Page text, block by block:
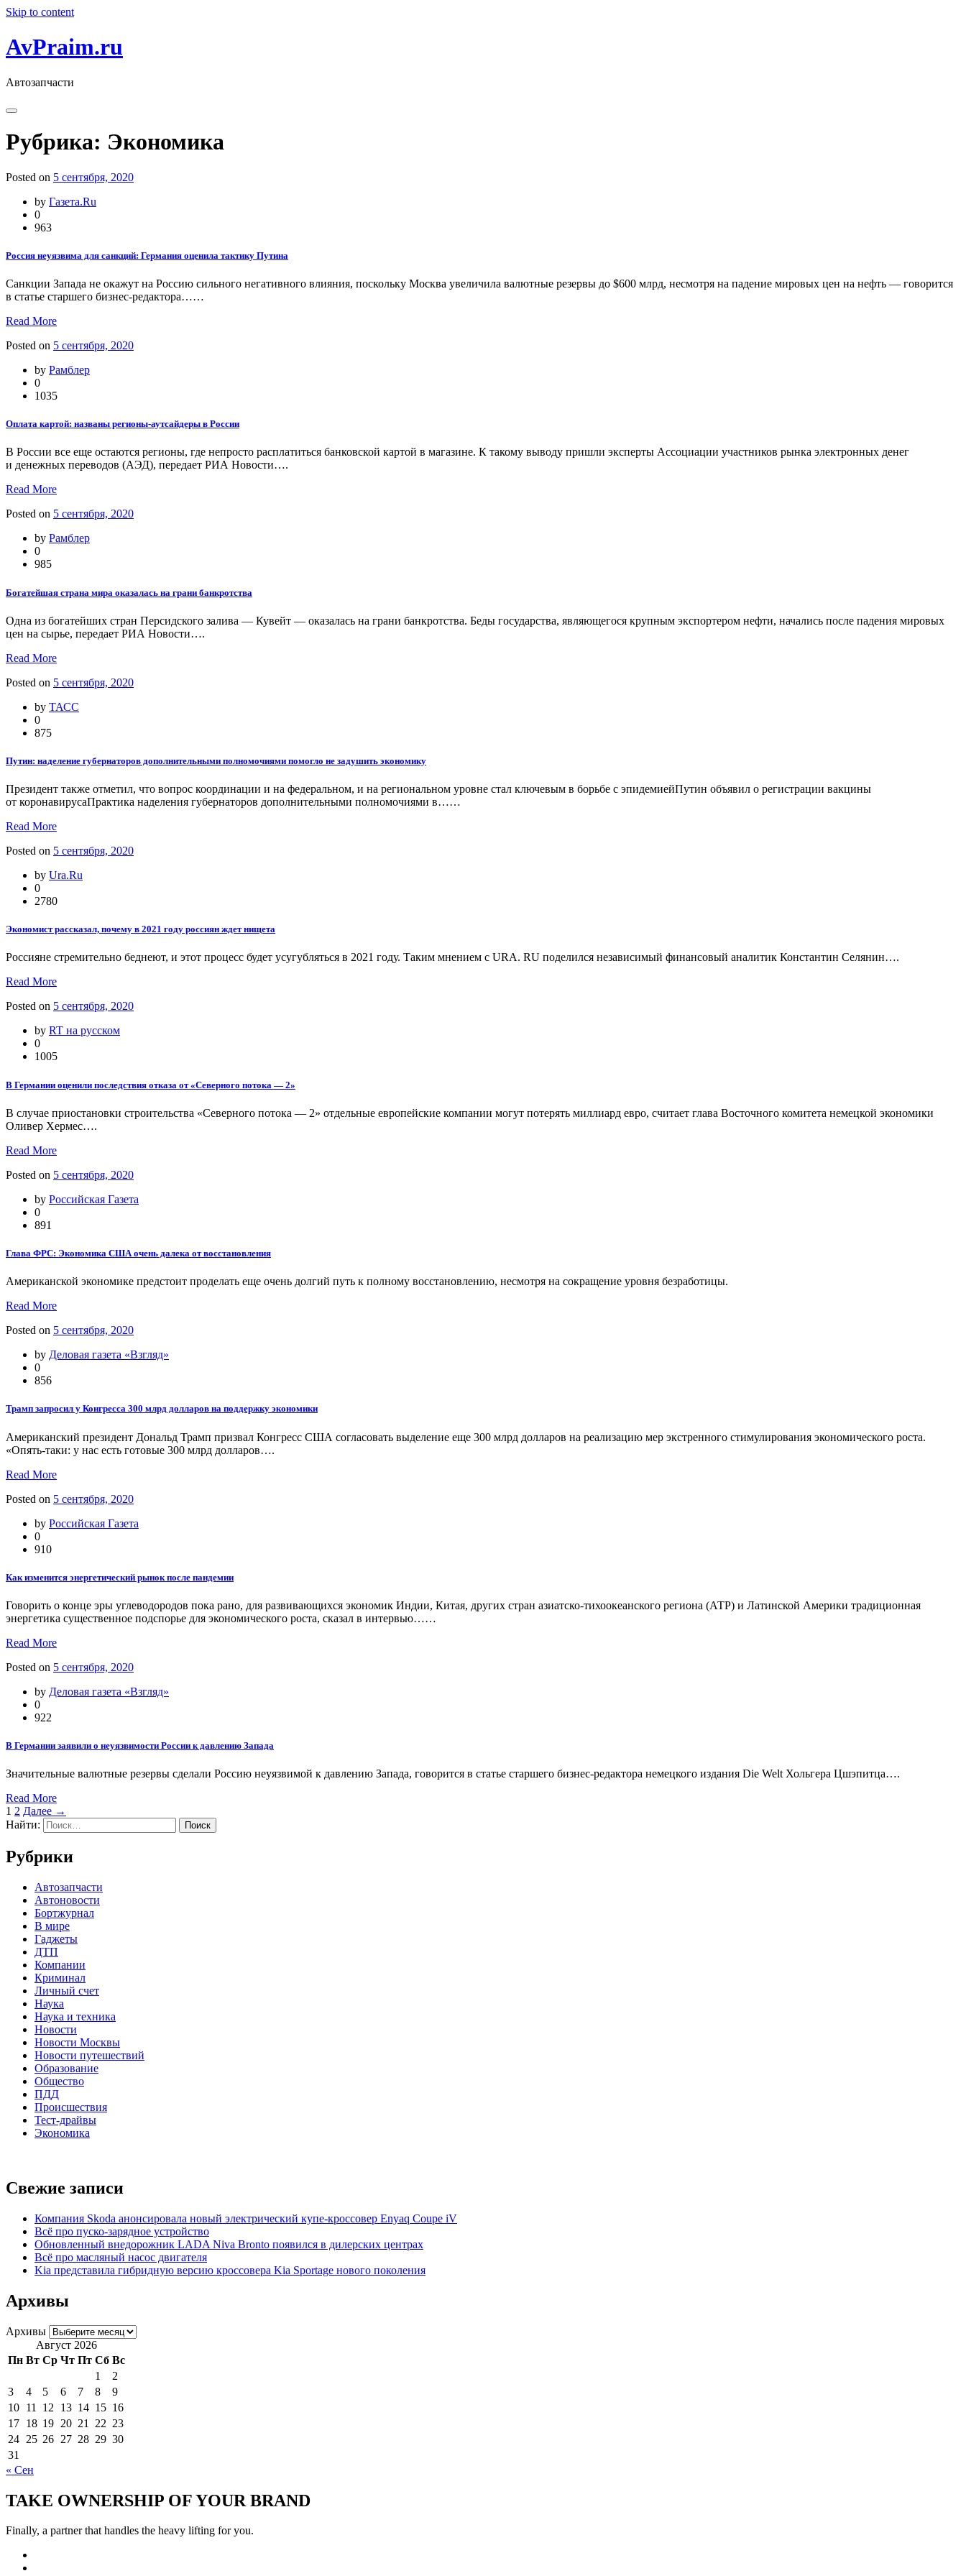
Skip to content
AvPraim.ru
Автозапчасти
Рубрика: Экономика
Posted on 5 сентября, 2020
by Газета.Ru
0
963
Россия неуязвима для санкций: Германия оценила тактику Путина
Санкции Запада не окажут на Россию сильного негативного влияния, поскольку Москва увеличила валютные резервы до $600 млрд, несмотря на падение мировых цен на нефть — говорится
в статье старшего бизнес-редактора……
Read More
Posted on 5 сентября, 2020
by Рамблер
0
1035
Оплата картой: названы регионы-аутсайдеры в России
В России все еще остаются регионы, где непросто расплатиться банковской картой в магазине. К такому выводу пришли эксперты Ассоциации участников рынка электронных денег
и денежных переводов (АЭД), передает РИА Новости….
Read More
Posted on 5 сентября, 2020
by Рамблер
0
985
Богатейшая страна мира оказалась на грани банкротства
Одна из богатейших стран Персидского залива — Кувейт — оказалась на грани банкротства. Беды государства, являющегося крупным экспортером нефти, начались после падения мировых
цен на сырье, передает РИА Новости….
Read More
Posted on 5 сентября, 2020
by ТАСС
0
875
Путин: наделение губернаторов дополнительными полномочиями помогло не задушить экономику
Президент также отметил, что вопрос координации и на федеральном, и на региональном уровне стал ключевым в борьбе с эпидемиейПутин объявил о регистрации вакцины
от коронавирусаПрактика наделения губернаторов дополнительными полномочиями в……
Read More
Posted on 5 сентября, 2020
by Ura.Ru
0
2780
Экономист рассказал, почему в 2021 году россиян ждет нищета
Россияне стремительно беднеют, и этот процесс будет усугубляться в 2021 году. Таким мнением с URA. RU поделился независимый финансовый аналитик Константин Селянин….
Read More
Posted on 5 сентября, 2020
by RT на русском
0
1005
В Германии оценили последствия отказа от «Северного потока — 2»
В случае приостановки строительства «Северного потока — 2» отдельные европейские компании могут потерять миллиард евро, считает глава Восточного комитета немецкой экономики
Оливер Хермес….
Read More
Posted on 5 сентября, 2020
by Российская Газета
0
891
Глава ФРС: Экономика США очень далека от восстановления
Американской экономике предстоит проделать еще очень долгий путь к полному восстановлению, несмотря на сокращение уровня безработицы.
Read More
Posted on 5 сентября, 2020
by Деловая газета «Взгляд»
0
856
Трамп запросил у Конгресса 300 млрд долларов на поддержку экономики
Американский президент Дональд Трамп призвал Конгресс США согласовать выделение еще 300 млрд долларов на реализацию мер экстренного стимулирования экономического роста.
«Опять-таки: у нас есть готовые 300 млрд долларов….
Read More
Posted on 5 сентября, 2020
by Российская Газета
0
910
Как изменится энергетический рынок после пандемии
Говорить о конце эры углеводородов пока рано, для развивающихся экономик Индии, Китая, других стран азиатско-тихоокеанского региона (АТР) и Латинской Америки традиционная
энергетика существенное подспорье для экономического роста, сказал в интервью……
Read More
Posted on 5 сентября, 2020
by Деловая газета «Взгляд»
0
922
В Германии заявили о неуязвимости России к давлению Запада
Значительные валютные резервы сделали Россию неуязвимой к давлению Запада, говорится в статье старшего бизнес-редактора немецкого издания Die Welt Хольгера Цшэпитца….
Read More
1 2 Далее →
Найти:
Рубрики
Автозапчасти
Автоновости
Бортжурнал
В мире
Гаджеты
ДТП
Компании
Криминал
Личный счет
Наука
Наука и техника
Новости
Новости Москвы
Новости путешествий
Образование
Общество
ПДД
Происшествия
Тест-драйвы
Экономика
Свежие записи
Компания Skoda анонсировала новый электрический купе-кроссовер Enyaq Coupe iV
Всё про пуско-зарядное устройство
Обновленный внедорожник LADA Niva Bronto появился в дилерских центрах
Всё про масляный насос двигателя
Kia представила гибридную версию кроссовера Kia Sportage нового поколения
Архивы
Архивы
Август 2026
Пн Вт Ср Чт Пт Сб Вс
1
2
3
4 5 6 7 8
9
10 11 12 13 14 15 16
17 18 19 20 21 22 23
24 25 26 27 28 29 30
31
« Сен
TAKE OWNERSHIP OF YOUR BRAND
Finally, a partner that handles the heavy lifting for you.